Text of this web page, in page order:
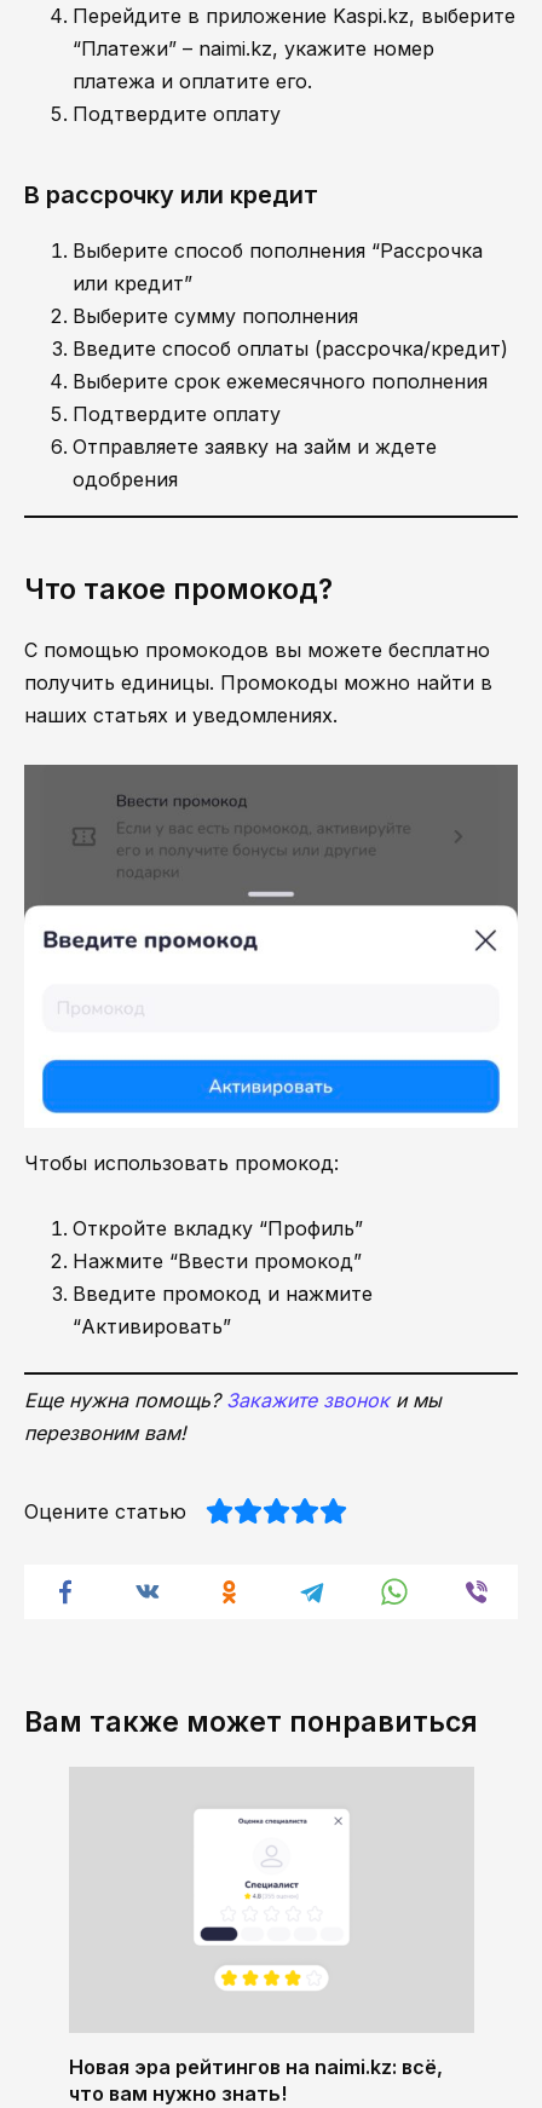
Перейдите в приложение Kaspi.kz, выберите
“Платежи” – naimi.kz, укажите номер
платежа и оплатите его.
Подтвердите оплату
В рассрочку или кредит
Выберите способ пополнения “Рассрочка
или кредит”
Выберите сумму пополнения
Введите способ оплаты (рассрочка/кредит)
Выберите срок ежемесячного пополнения
Подтвердите оплату
Отправляете заявку на займ и ждете
одобрения
Что такое промокод?
С помощью промокодов вы можете бесплатно
получить единицы. Промокоды можно найти в
наших статьях и уведомлениях.
Чтобы использовать промокод:
Откройте вкладку “Профиль”
Нажмите “Ввести промокод”
Введите промокод и нажмите
“Активировать”
Еще нужна помощь? Закажите звоноки мы
перезвоним вам!
Оцените статью
Вам также может понравиться
Новая эра рейтингов на naimi.kz: всё,
что вам нужно знать!